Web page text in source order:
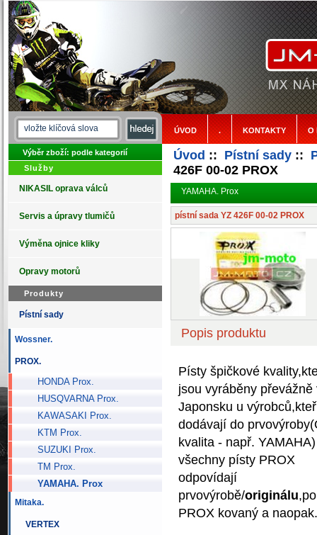
ÚVOD . KONTAKTY O
Výběr zboží: podle kategorií
Služby
NIKASIL oprava válců
Servis a úpravy tlumičů
Výměna ojnice kliky
Opravy motorů
Produkty
Pístní sady
Wossner.
PROX.
HONDA Prox.
HUSQVARNA Prox.
KAWASAKI Prox.
KTM Prox.
SUZUKI Prox.
TM Prox.
YAMAHA. Prox
Mitaka.
VERTEX
Úvod :: Pístní sady::
426F 00-02 PROX
YAMAHA. Prox
pístní sada YZ 426F 00-02 PROX
Popis produktu
Písty špičkové
jsou vyráběny převážně
Japonsku u
dodávají do
kvalita - např. YAMAHA)
všechny písty PROX
odpovídají
prvovýrobě/originálu
PROX kovaný a naopak.